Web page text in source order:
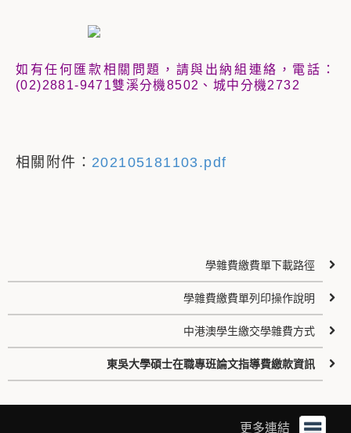
如有任何匯款相關問題，請與出納組連絡，電話：
(02)2881-9471雙溪分機8502、城中分機2732
相關附件： 202105181103.pdf
學雜費繳費單下載路徑
學雜費繳費單列印操作說明
中港澳學生繳交學雜費方式
東吳大學碩士在職專班論文指導費繳款資訊
更多連結